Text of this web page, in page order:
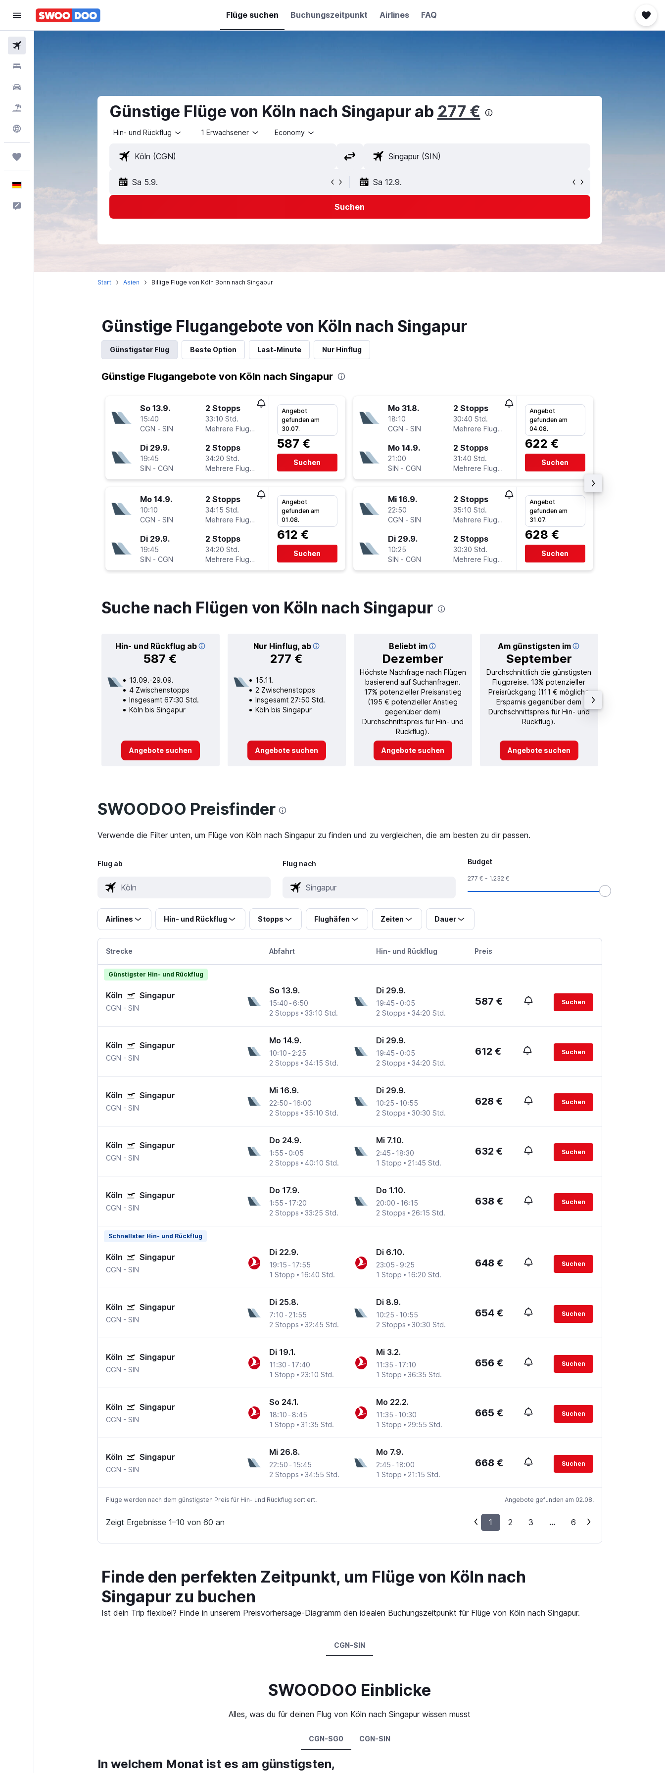
Flüge suchen Buchungszeitpunkt Airlines FAQ
Günstige Flüge von Köln nach Singapur ab 277 €
Hin- und Rückflug 1 Erwachsener Economy
Sa 5.9. Sa 12.9.
Suchen
Start Asien Billige Flüge von Köln Bonn nach Singapur
Günstige Flugangebote von Köln nach Singapur
Günstigster Flug Beste Option Last-Minute Nur Hinflug
Günstige Flugangebote von Köln nach Singapur
So 13.9.
15:40
CGN - SIN
2 Stopps
33:10 Std.
Mehrere Fluglinien
Di 29.9.
19:45
SIN - CGN
2 Stopps
34:20 Std.
Mehrere Fluglinien
Angebot
gefunden am
30.07.
587 €
Suchen
Mo 14.9.
10:10
CGN - SIN
2 Stopps
34:15 Std.
Mehrere Fluglinien
Di 29.9.
19:45
SIN - CGN
2 Stopps
34:20 Std.
Mehrere Fluglinien
Angebot
gefunden am
01.08.
612 €
Suchen
Mo 31.8.
18:10
CGN - SIN
2 Stopps
30:40 Std.
Mehrere Fluglinien
Mo 14.9.
21:00
SIN - CGN
2 Stopps
31:40 Std.
Mehrere Fluglinien
Angebot
gefunden am
04.08.
622 €
Suchen
Mi 16.9.
22:50
CGN - SIN
2 Stopps
35:10 Std.
Mehrere Fluglinien
Di 29.9.
10:25
SIN - CGN
2 Stopps
30:30 Std.
Mehrere Fluglinien
Angebot
gefunden am
31.07.
628 €
Suchen
Suche nach Flügen von Köln nach Singapur
Hin- und Rückflug ab
587 €
Nur Hinflug, ab
277 €
Beliebt im
Dezember
Am günstigsten im
September
13.09.-29.09.
4 Zwischenstopps
Insgesamt 67:30 Std.
Köln bis Singapur
Angebote suchen
15.11.
2 Zwischenstopps
Insgesamt 27:50 Std.
Köln bis Singapur
Angebote suchen
Höchste Nachfrage nach Flügen
basierend auf Suchanfragen.
17% potenzieller Preisanstieg
(195 € potenzieller Anstieg
gegenüber dem)
Durchschnittspreis für Hin- und
Rückflug).
Angebote suchen
Durchschnittlich die günstigsten
Flugpreise. 13% potenzieller
Preisrückgang (111 € mögliche
Ersparnis gegenüber dem
Durchschnittspreis für Hin- und
Rückflug).
Angebote suchen
SWOODOO Preisfinder
Verwende die Filter unten, um Flüge von Köln nach Singapur zu finden und zu vergleichen, die am besten zu dir passen.
Flug ab Flug nach Budget
277 € - 1.232 €
Airlines Hin- und Rückflug Stopps Flughäfen Zeiten Dauer
Strecke Abfahrt Hin- und Rückflug Preis
Günstigster Hin- und Rückflug
Köln Singapur
CGN - SIN
So 13.9.
15:40 - 6:50
2 Stopps
33:10 Std.
Di 29.9.
19:45 - 0:05
2 Stopps
34:20 Std.
587 € Suchen
Köln Singapur
CGN - SIN
Mo 14.9.
10:10 - 2:25
2 Stopps
34:15 Std.
Di 29.9.
19:45 - 0:05
2 Stopps
34:20 Std.
612 € Suchen
Köln Singapur
CGN - SIN
Mi 16.9.
22:50 - 16:00
2 Stopps
35:10 Std.
Di 29.9.
10:25 - 10:55
2 Stopps
30:30 Std.
628 € Suchen
Köln Singapur
CGN - SIN
Do 24.9.
1:55 - 0:05
2 Stopps
40:10 Std.
Mi 7.10.
2:45 - 18:30
1 Stopp
21:45 Std.
632 € Suchen
Köln Singapur
CGN - SIN
Do 17.9.
1:55 - 17:20
2 Stopps
33:25 Std.
Do 1.10.
20:00 - 16:15
2 Stopps
26:15 Std.
638 € Suchen
Schnellster Hin- und Rückflug
Köln Singapur
CGN - SIN
Di 22.9.
19:15 - 17:55
1 Stopp
16:40 Std.
Di 6.10.
23:05 - 9:25
1 Stopp
16:20 Std.
648 € Suchen
Köln Singapur
CGN - SIN
Di 25.8.
7:10 - 21:55
2 Stopps
32:45 Std.
Di 8.9.
10:25 - 10:55
2 Stopps
30:30 Std.
654 € Suchen
Köln Singapur
CGN - SIN
Di 19.1.
11:30 - 17:40
1 Stopp
23:10 Std.
Mi 3.2.
11:35 - 17:10
1 Stopp
36:35 Std.
656 € Suchen
Köln Singapur
CGN - SIN
So 24.1.
18:10 - 8:45
1 Stopp
31:35 Std.
Mo 22.2.
11:35 - 10:30
1 Stopp
29:55 Std.
665 € Suchen
Köln Singapur
CGN - SIN
Mi 26.8.
22:50 - 15:45
2 Stopps
34:55 Std.
Mo 7.9.
2:45 - 18:00
1 Stopp
21:15 Std.
668 € Suchen
Flüge werden nach dem günstigsten Preis für Hin- und Rückflug sortiert. Angebote gefunden am 02.08.
Zeigt Ergebnisse 1–10 von 60 an 1 2 3 ... 6
Finde den perfekten Zeitpunkt, um Flüge von Köln nach
Singapur zu buchen
Ist dein Trip flexibel? Finde in unserem Preisvorhersage-Diagramm den idealen Buchungszeitpunkt für Flüge von Köln nach Singapur.
CGN-SIN
SWOODOO Einblicke
Alles, was du für deinen Flug von Köln nach Singapur wissen musst
CGN-SG0 CGN-SIN
In welchem Monat ist es am günstigsten,